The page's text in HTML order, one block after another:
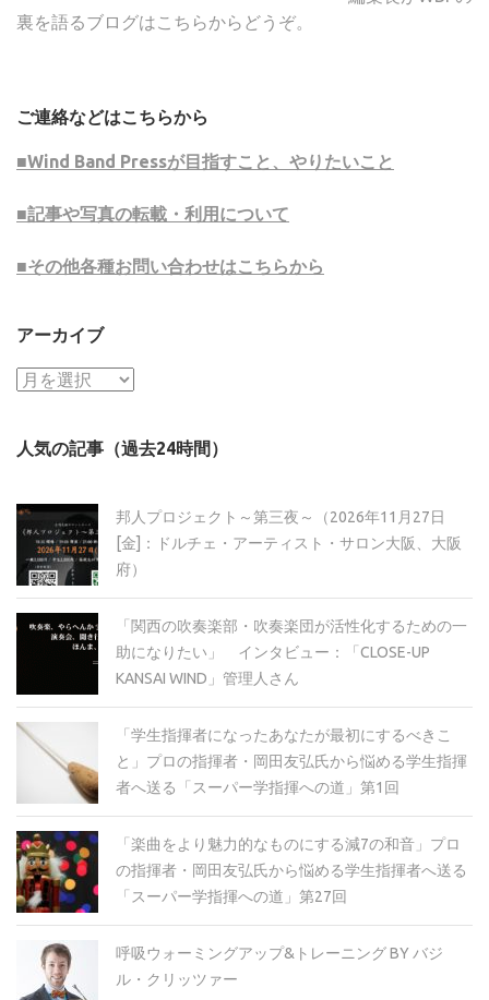
裏を語るブログはこちらからどうぞ。
ご連絡などはこちらから
■Wind Band Pressが目指すこと、やりたいこと
■記事や写真の転載・利用について
■その他各種お問い合わせはこちらから
アーカイブ
ア
イ
人気の記事（過去24時間）
邦人プロジェクト～第三夜～（2026年11月27日
[金]：ドルチェ・アーティスト・サロン大阪、大阪
府）
「関西の吹奏楽部・吹奏楽団が活性化するための一
助になりたい」 インタビュー：「CLOSE-UP
KANSAI WIND」管理人さん
「学生指揮者になったあなたが最初にするべきこ
と」プロの指揮者・岡田友弘氏から悩める学生指揮
者へ送る「スーパー学指揮への道」第1回
「楽曲をより魅力的なものにする減7の和音」プロ
の指揮者・岡田友弘氏から悩める学生指揮者へ送る
「スーパー学指揮への道」第27回
呼吸ウォーミングアップ&トレーニング BY バジ
ル・クリッツァー